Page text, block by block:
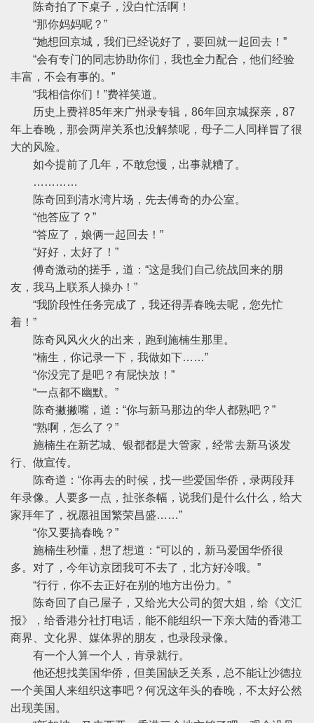
陈奇拍了下桌子，没白忙活啊！
“那你妈妈呢？”
“她想回京城，我们已经说好了，要回就一起回去！”
“会有专门的同志协助你们，我也全力配合，他们经验
丰富，不会有事的。”
“我相信你们！”费祥笑道。
历史上费祥85年来广州录专辑，86年回京城探亲，87
年上春晚，那会两岸关系也没解禁呢，母子二人同样冒了很
大的风险。
如今提前了几年，不敢怠慢，出事就糟了。
…………
陈奇回到清水湾片场，先去傅奇的办公室。
“他答应了？”
“答应了，娘俩一起回去！”
“好好，太好了！”
傅奇激动的搓手，道：“这是我们自己统战回来的朋
友，我马上联系人操办！”
“我阶段性任务完成了，我还得弄春晚去呢，您先忙
着！”
陈奇风风火火的出来，跑到施楠生那里。
“楠生，你记录一下，我做如下……”
“你没完了是吧？有屁快放！”
“一点都不幽默。”
陈奇撇撇嘴，道：“你与新马那边的华人都熟吧？”
“熟啊，怎么了？”
施楠生在新艺城、银都都是大管家，经常去新马谈发
行、做宣传。
陈奇道：“你再去的时候，找一些爱国华侨，录两段拜
年录像。人要多一点，扯张条幅，说我们是什么什么，给大
家拜年了，祝愿祖国繁荣昌盛……”
“你又要搞春晚？”
施楠生秒懂，想了想道：“可以的，新马爱国华侨很
多。对了，今年访京团我可不去了，北方好冷哦。”
“行行，你不去正好在别的地方出份力。”
陈奇回了自己屋子，又给光大公司的贺大姐，给《文汇
报》，给香港分社打电话，能不能组织一下亲大陆的香港工
商界、文化界、媒体界的朋友，也录段录像。
有一个人算一个人，肯录就行。
他还想找美国华侨，但美国缺乏关系，总不能让沙德拉
一个美国人来组织这事吧？何况这年头的春晚，不太好公然
出现美国。